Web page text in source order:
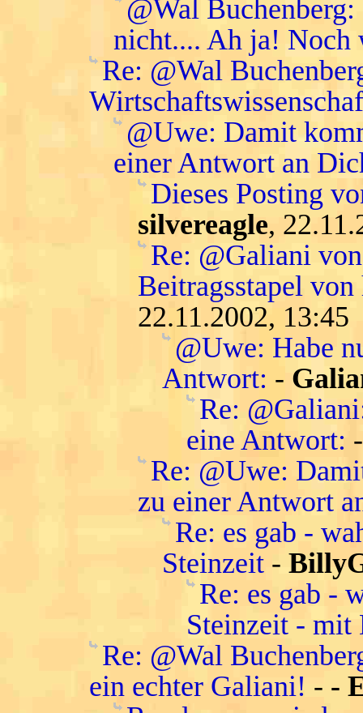
@Wal
nicht.... Ah ja! Noch
Re: @Wal
@Uwe: Damit
einer Antwort an
Dieses Posting
silvereagle,
Re: @Galiani
Beitragsstapel von
22.11.2002, 13:45
@Uwe: Habe
Antwort: -
Re:
eine Antwort:
Re: @Uwe:
zu einer Antwort
Re: es gab -
Steinzeit -
Re: es gab -
Steinzeit - mit
Re: @Wal
ein echter Galiani! - -